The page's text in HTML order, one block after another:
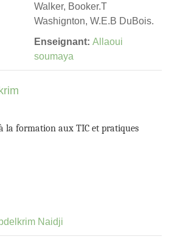
Walker, Booker.T
Washignton, W.E.B DuBois.
Enseignant:Allaoui
soumaya
la formation aux TIC et pratiques
Naidji